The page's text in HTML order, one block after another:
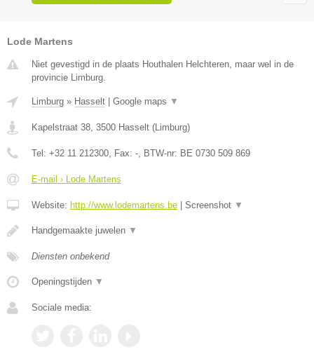
Lode Martens
Niet gevestigd in de plaats Houthalen Helchteren, maar wel in de
provincie Limburg.
Limburg » Hasselt Google maps ▼
Kapelstraat 38 3500 Hasselt ( Limburg)
Tel: +32 11 212300 , Fax: - , BTW-nr: BE 0730 509 869
E-mail › Lode Martens
Website: http://www.lodemartens.be Screenshot ▼
Handgemaakte juwelen ▼
Diensten onbekend
Openingstijden ▼
Sociale media: